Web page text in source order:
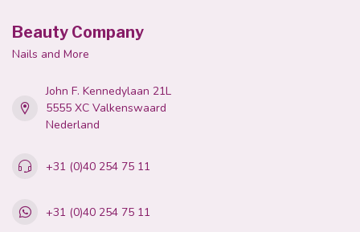
Beauty Company
Nails and More
John F. Kennedylaan 21L
5555 XC Valkenswaard
Nederland
+31 (0)40 254 75 11
+31 (0)40 254 75 11